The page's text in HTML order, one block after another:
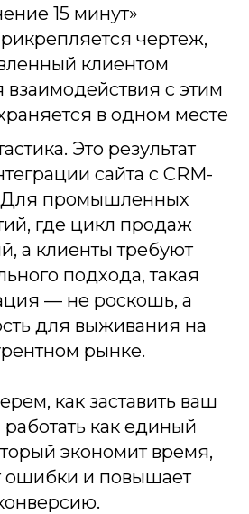
15 минут»
чертеж,
клиентом
взаимодействия с этим
в одном месте
Это результат
сайта с CRM-
Для промышленных
где цикл продаж
а клиенты требуют
подхода, такая
— не роскошь, а
для выживания на
рынке.
как заставить ваш
работать как единый
экономит время,
ошибки и повышает